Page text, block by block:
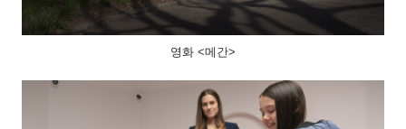
영화 <메간>